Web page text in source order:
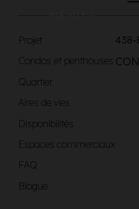
MENU
Projet
Condos et penthouses
Quartier
Aires de vies
Disponibilités
Espaces commerciaux
FAQ
Blogue
438-